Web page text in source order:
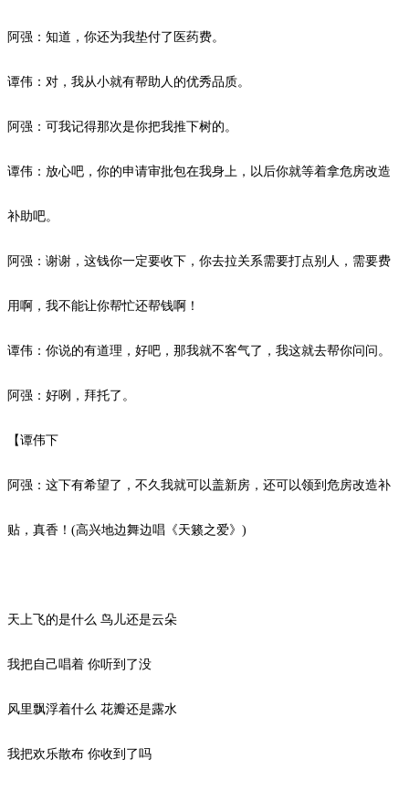
阿强：知道，你还为我垫付了医药费。
谭伟：对，我从小就有帮助人的优秀品质。
阿强：可我记得那次是你把我推下树的。
谭伟：放心吧，你的申请审批包在我身上，以后你就等着拿危房改造
补助吧。
阿强：谢谢，这钱你一定要收下，你去拉关系需要打点别人，需要费
用啊，我不能让你帮忙还帮钱啊！
谭伟：你说的有道理，好吧，那我就不客气了，我这就去帮你问问。
阿强：好咧，拜托了。
【谭伟下
阿强：这下有希望了，不久我就可以盖新房，还可以领到危房改造补
贴，真香！ (高兴地边舞边唱《天籁之爱》 )
天上飞的是什么 鸟儿还是云朵
我把自己唱着 你听到了没
风里飘浮着什么 花瓣还是露水
我把欢乐散布 你收到了吗